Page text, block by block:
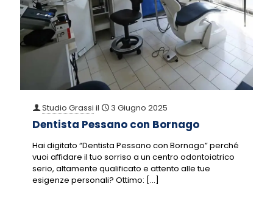
Studio Grassi il 3 Giugno 2025
Dentista Pessano con Bornago
Hai digitato “Dentista Pessano con Bornago” perché
vuoi affidare il tuo sorriso a un centro odontoiatrico
serio, altamente qualificato e attento alle tue
esigenze personali? Ottimo: […]